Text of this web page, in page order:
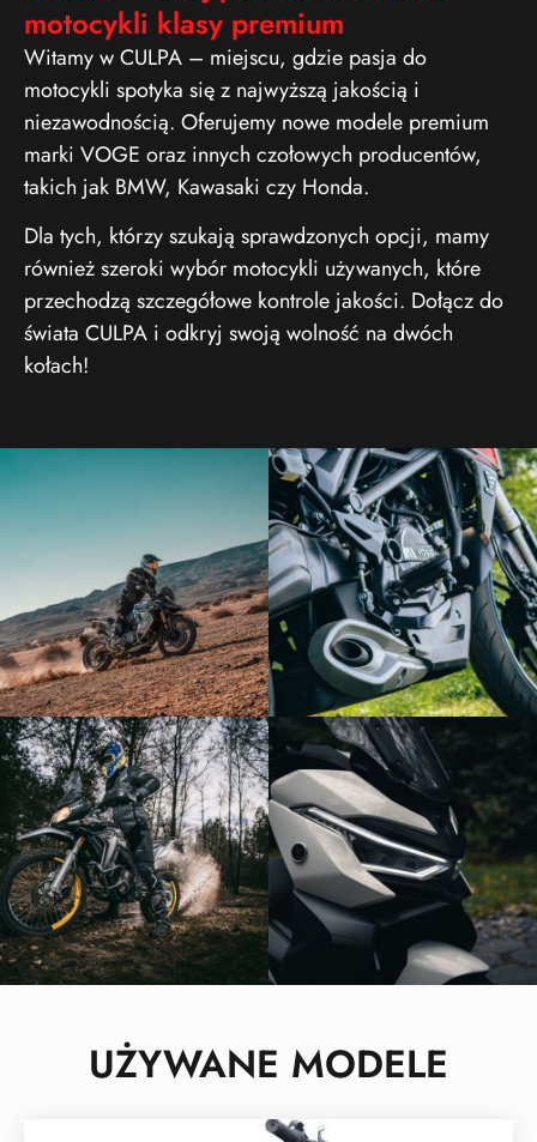
motocykli klasy premium
Witamy w CULPA – miejscu, gdzie pasja do
motocykli spotyka się z najwyższą jakością i
niezawodnością. Oferujemy nowe modele premium
marki VOGE oraz innych czołowych producentów,
takich jak BMW, Kawasaki czy Honda.
Dla tych, którzy szukają sprawdzonych opcji, mamy
również szeroki wybór motocykli używanych, które
przechodzą szczegółowe kontrole jakości. Dołącz do
świata CULPA i odkryj swoją wolność na dwóch
kołach!
UŻYWANE MODELE